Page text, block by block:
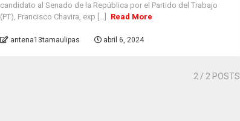
candidato al Senado de la República por el Partido del Trabajo
(PT), Francisco Chavira, exp [...]
Read More
antena13tamaulipas abril 6, 2024
2 / 2 POSTS